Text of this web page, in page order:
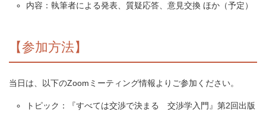
内容：執筆者による発表、質疑応答、意見交換 ほか（予定）
【参加方法】
当日は、以下のZoomミーティング情報よりご参加ください。
トピック：『すべては交渉で決まる 交渉学入門』第2回出版